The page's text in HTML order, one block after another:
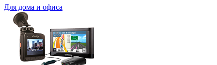
Для дома и офиса